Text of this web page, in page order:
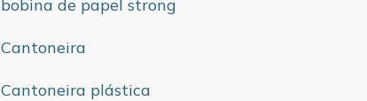
bobina de papel strong
Cantoneira
Cantoneira plástica